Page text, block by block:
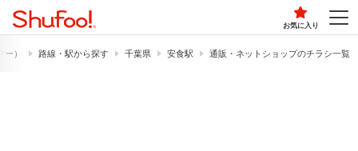
お気に入り
） 路線・駅から探す 千葉県 安食駅 通販・ネットショップのチラシ一覧